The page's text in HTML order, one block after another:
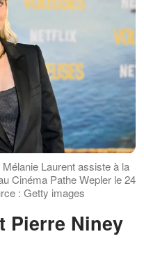
Laurent assiste à la
Cinéma Pathe Wepler le 24
: Getty images
Pierre Niney